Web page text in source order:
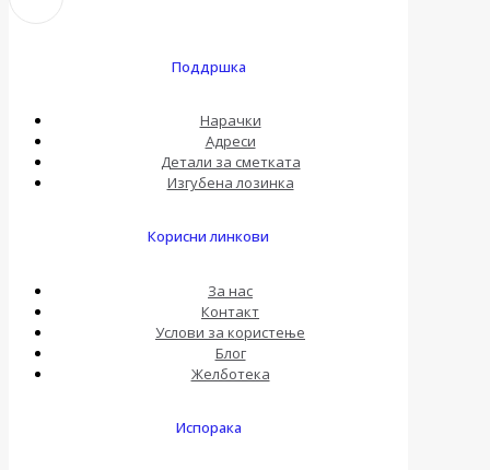
Поддршка
Нарачки
Адреси
Детали за сметката
Изгубена лозинка
Корисни линкови
За нас
Контакт
Услови за користење
Блог
Желботека
Испорака